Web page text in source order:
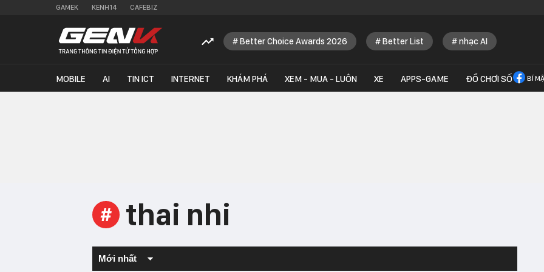
GAMEK KENH14 CAFEBIZ
Better Choice Awards 2026 Better List nhạc AI
MOBILE AI TIN ICT INTERNET KHÁM PHÁ XEM - MUA - LUÔN XE APPS-GAME ĐỒ CHƠI SỐ BÍ
# thai nhi
Mới nhất